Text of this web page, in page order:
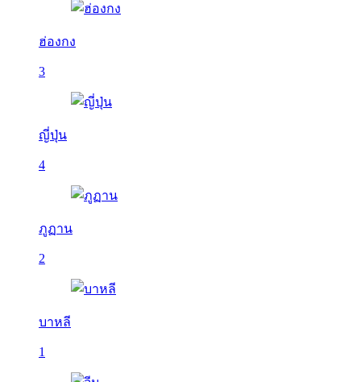
ฮ่องกง
3
ญี่ปุ่น
4
ภูฏาน
2
บาหลี
1